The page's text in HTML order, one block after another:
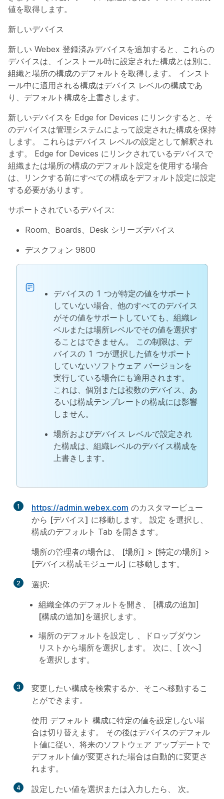
値を取得します。
新しいデバイス
新しい Webex 登録済みデバイスを追加すると、これらの
デバイスは、インストール時に設定された構成とは別に、
組織と場所の構成のデフォルトを取得します。 インスト
ール中に適用される構成はデバイス レベルの構成であ
り、デフォルト構成を上書きします。
新しいデバイスを Edge for Devices にリンクすると、そ
のデバイスは管理システムによって設定された構成を保持
します。 これらはデバイス レベルの設定として解釈され
ます。 Edge for Devices にリンクされているデバイスで
組織または場所の構成のデフォルト設定を使用する場合
は、リンクする前にすべての構成をデフォルト設定に設定
する必要があります。
サポートされているデバイス:
Room、Boards、Desk シリーズデバイス
デスクフォン 9800
デバイスの 1 つが特定の値をサポート
していない場合、他のすべてのデバイス
がその値をサポートしていても、組織レ
ベルまたは場所レベルでその値を選択す
ることはできません。 この制限は、デ
バイスの 1 つが選択した値をサポート
していないソフトウェア バージョンを
実行している場合にも適用されます。
これは、個別または複数のデバイス、あ
るいは構成テンプレートの構成には影響
しません。
場所およびデバイス レベルで設定され
た構成は、組織レベルのデバイス構成を
上書きします。
1 https://admin.webex.com のカスタマービュー
から [デバイス] に移動します。 設定 を選択し、
構成のデフォルト Tab を開きます。
場所の管理者の場合は、 [場所] > [特定の場所] >
[デバイス構成モジュール] に移動します。
2
選択:
組織全体のデフォルトを開き、
[構成の追加]
[構成の追加] を選択します。
場所のデフォルトを設定し 、ドロップダウン
リストから場所を選択します。 次に、[ 次へ]
を選択します。
3
変更したい構成を検索するか、そこへ移動するこ
とができます。
使用 デフォルト 構成に特定の値を設定しない場
合は切り替えます。 その後はデバイスのデフォル
ト値に従い、将来のソフトウェア アップデートで
デフォルト値が変更された場合は自動的に変更さ
れます。
4 設定したい値を選択または入力したら、 次。